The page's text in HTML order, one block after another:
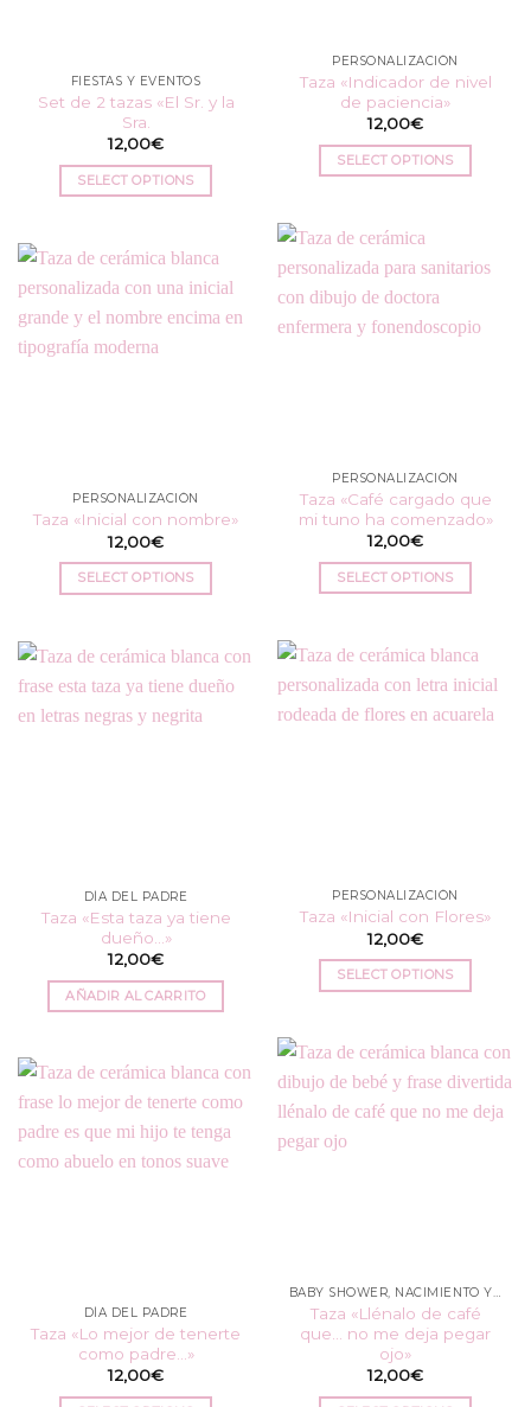
PERSONALIZACIÓN
Taza «Indicador de nivel
de paciencia»
12,00€
SELECT OPTIONS
FIESTAS Y EVENTOS
Set de 2 tazas «El Sr. y la
Sra.
12,00€
SELECT OPTIONS
PERSONALIZACIÓN
Taza «Café cargado que
mi tuno ha comenzado»
12,00€
SELECT OPTIONS
PERSONALIZACIÓN
Taza «Inicial con nombre»
12,00€
SELECT OPTIONS
PERSONALIZACIÓN
Taza «Inicial con Flores»
12,00€
SELECT OPTIONS
DÍA DEL PADRE
Taza «Esta taza ya tiene
dueño…»
12,00€
AÑADIR AL CARRITO
BABY SHOWER, NACIMIENTO Y BAUTIZO
Taza «Llénalo de café
que… no me deja pegar
ojo»
12,00€
DÍA DEL PADRE
Taza «Lo mejor de tenerte
como padre…»
12,00€